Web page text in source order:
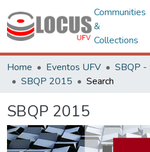
Communities
&
Collections
Home Eventos UFV
SBQP 2015
Search
SBQP 2015